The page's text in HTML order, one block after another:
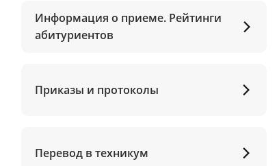
Информация о приеме. Рейтинги
абитуриентов
Приказы и протоколы
Перевод в техникум